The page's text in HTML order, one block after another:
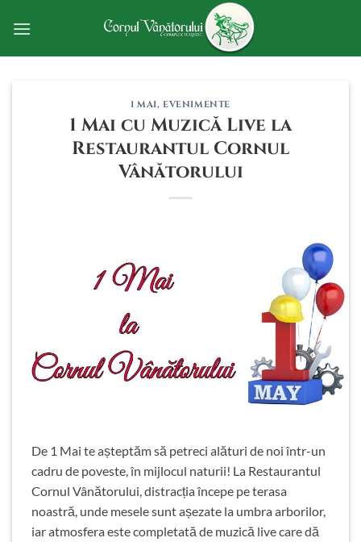
1 MAI, EVENIMENTE
1 Mai cu Muzică Live la
Restaurantul Cornul
Vânătorului
De 1 Mai te așteptăm să petreci alături de noi într-un
cadru de poveste, în mijlocul naturii! La Restaurantul
Cornul Vânătorului, distracția începe pe terasa
noastră, unde mesele sunt așezate la umbra arborilor,
iar atmosfera este completată de muzică live care dă